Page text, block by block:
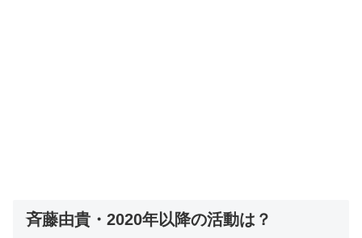
斉藤由貴・2020年以降の活動は？